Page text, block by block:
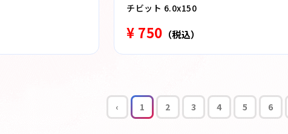
チビット 6.0x150
¥ 750 （税込）
‹ 1 2 3 4 5 6